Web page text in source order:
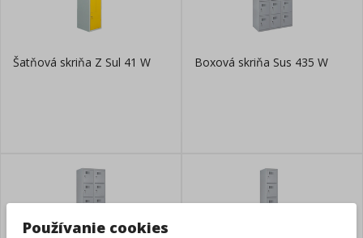
Šatňová skriňa Z Sul 41 W Boxová skriňa Sus 435 W
Používanie cookies